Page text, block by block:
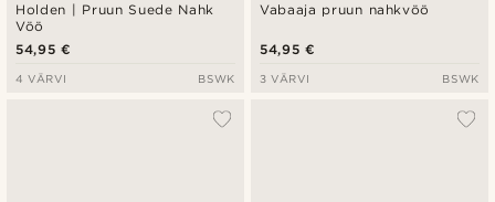
Holden | Pruun Suede Nahk
Vöö
54,95 €
4 VÄRVI BSWK
Vabaaja pruun nahkvöö
54,95 €
3 VÄRVI BSWK